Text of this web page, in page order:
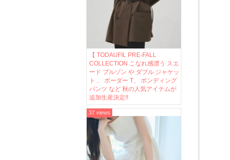
【 TODAUFIL PRE-FALL
COLLECTION こなれ感漂う スエ
ード ブルゾン や ダブル ジャケッ
ト 、 ボーダー T、 ボンディング
パンツ など 秋の人気アイテムが
追加生産決定!!
37 views